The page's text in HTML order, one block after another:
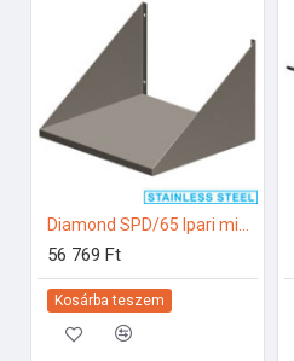
56 769 Ft
Kosárba teszem